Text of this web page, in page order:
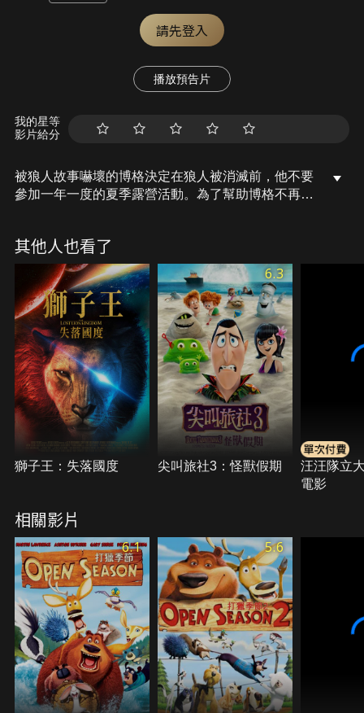
請先登入
播放預告片
我的星等
影片給分
被狼人故事嚇壞的博格決定在狼人被消滅前，他不要
參加一年一度的夏季露營活動。為了幫助博格不再害
All Rights Reserved.
其他人也看了
獅子王：失落國度
6.3
尖叫旅社3：怪獸假期
汪汪隊立
電影
相關影片
6.1 5.6